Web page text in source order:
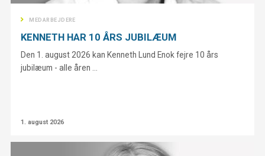
MEDARBEJDERE
KENNETH HAR 10 ÅRS JUBILÆUM
Den 1. august 2026 kan Kenneth Lund Enok fejre 10 års
jubilæum - alle åren ...
1. august 2026